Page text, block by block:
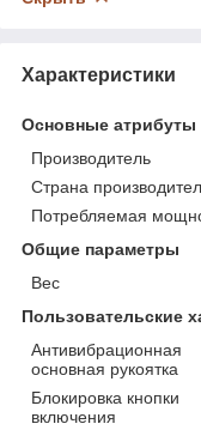
Характеристики
Основные атрибуты
Производитель
Страна
Потребляемая
Общие параметры
Вес
Пользовательские
Антивибрационная
основная рукоятка
Блокировка кнопки
включения